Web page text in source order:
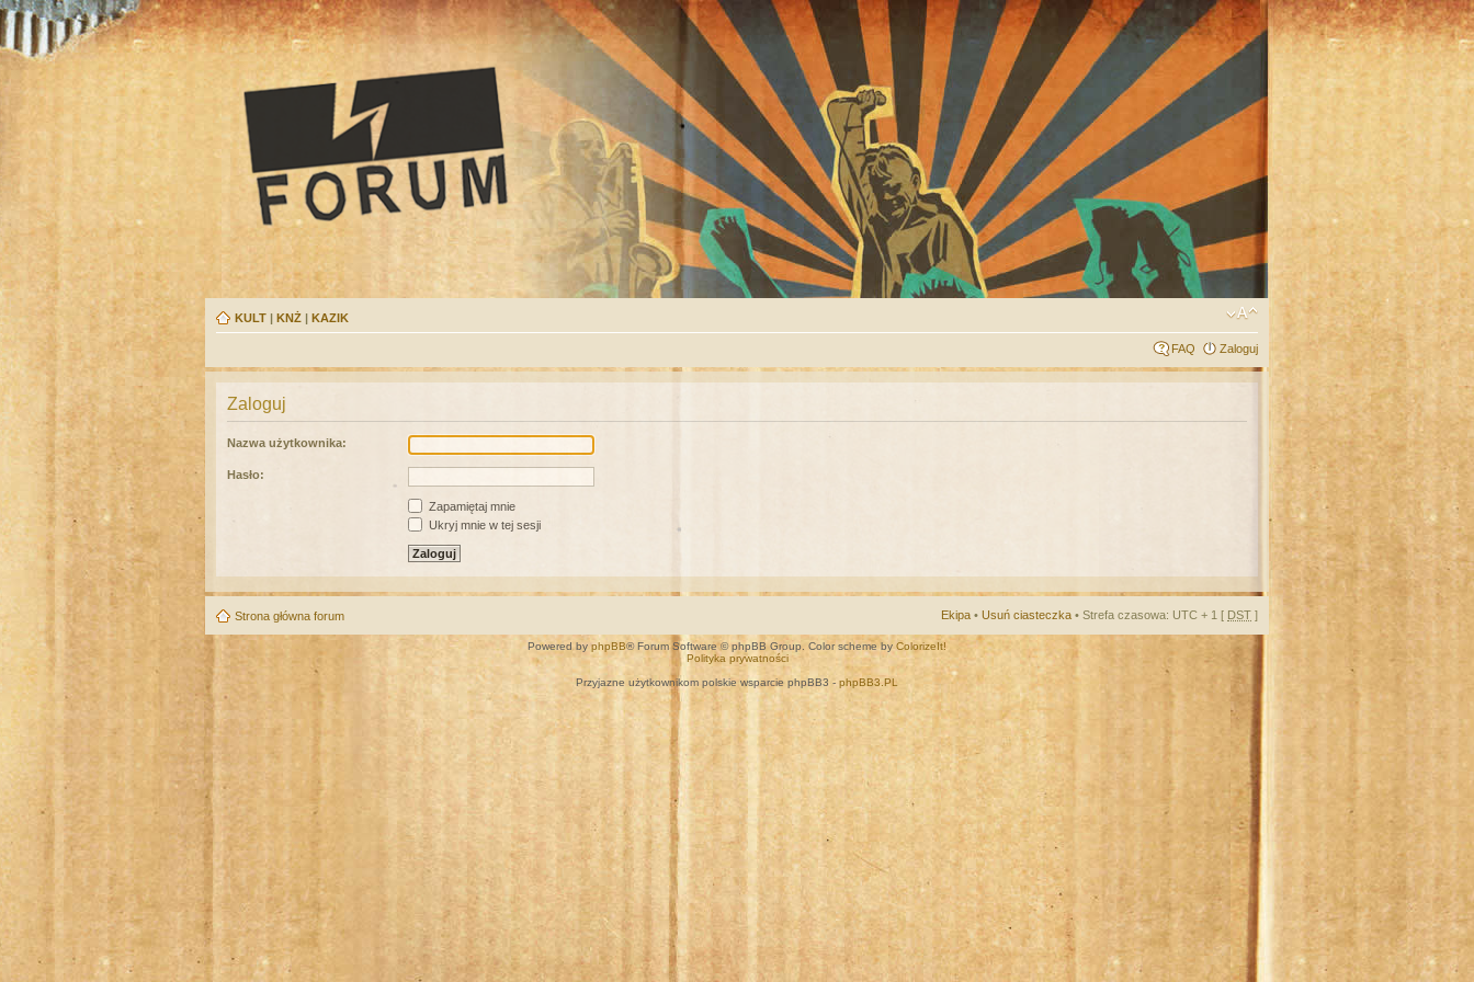
KULT | KNŻ | KAZIK
FAQ Zaloguj
Zaloguj
Nazwa użytkownika:
Hasło:
Zapamiętaj mnie
Ukryj mnie w tej sesji
Strona główna forum Ekipa • Usuń ciasteczka • Strefa czasowa: UTC + 1 [ DST ]
Powered by phpBB® Forum Software © phpBB Group. Color scheme by ColorizeIt!
Polityka prywatności
Przyjazne użytkownikom polskie wsparcie phpBB3 - phpBB3.PL